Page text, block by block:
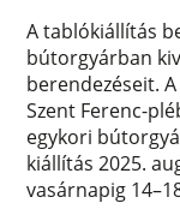
A tablókiállítás
bútorgyárban
berendezéseit.
Szent Ferenc-
egykori
kiállítás 2025.
vasárnapig